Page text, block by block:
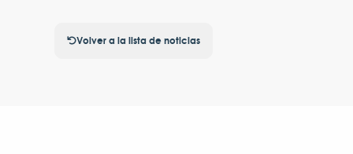
Volver a la lista de noticias